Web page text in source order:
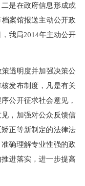
是在政府信息形成或
案馆报送主动公开政
我局2014年主动公开
透明度并加强决策公
发布制度，凡是有关
公开征求社会意见，
，加强对公众反馈信
正等新制定的法律法
确理解专业性强的政
进落实，进一步提高